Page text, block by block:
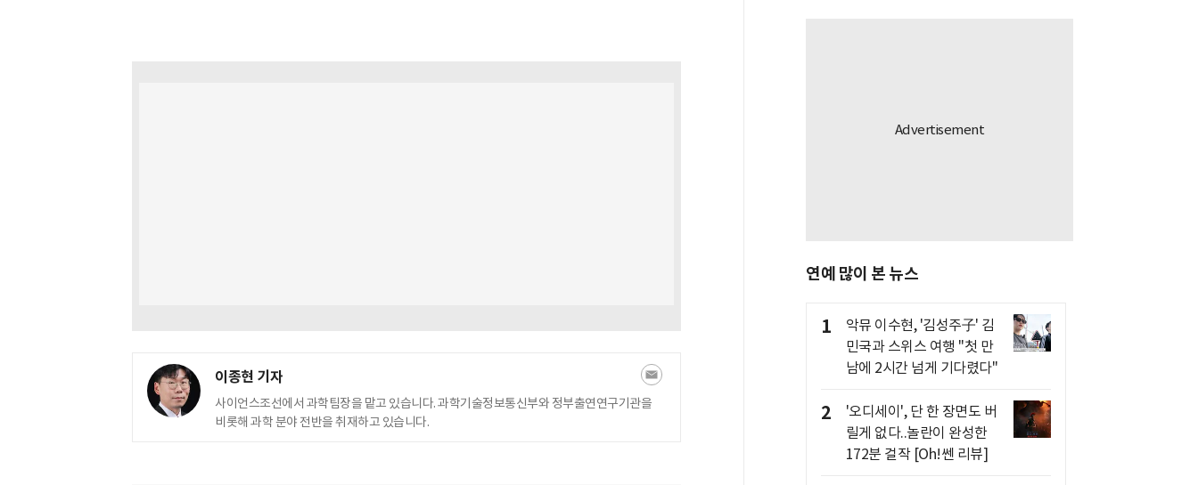
이종현 기자
사이언스조선에서 과학팀장을 맡고 있습니다. 과학기술정보통신부와 정부출연연구기관을
비롯해 과학 분야 전반을 취재하고 있습니다.
연예 많이 본 뉴스
1
악뮤 이수현, '김성주子' 김
민국과 스위스 여행 "첫 만
남에 2시간 넘게 기다렸다"
2
'오디세이', 단 한 장면도 버
릴게 없다..놀란이 완성한
172분 걸작 [Oh!쎈 리뷰]